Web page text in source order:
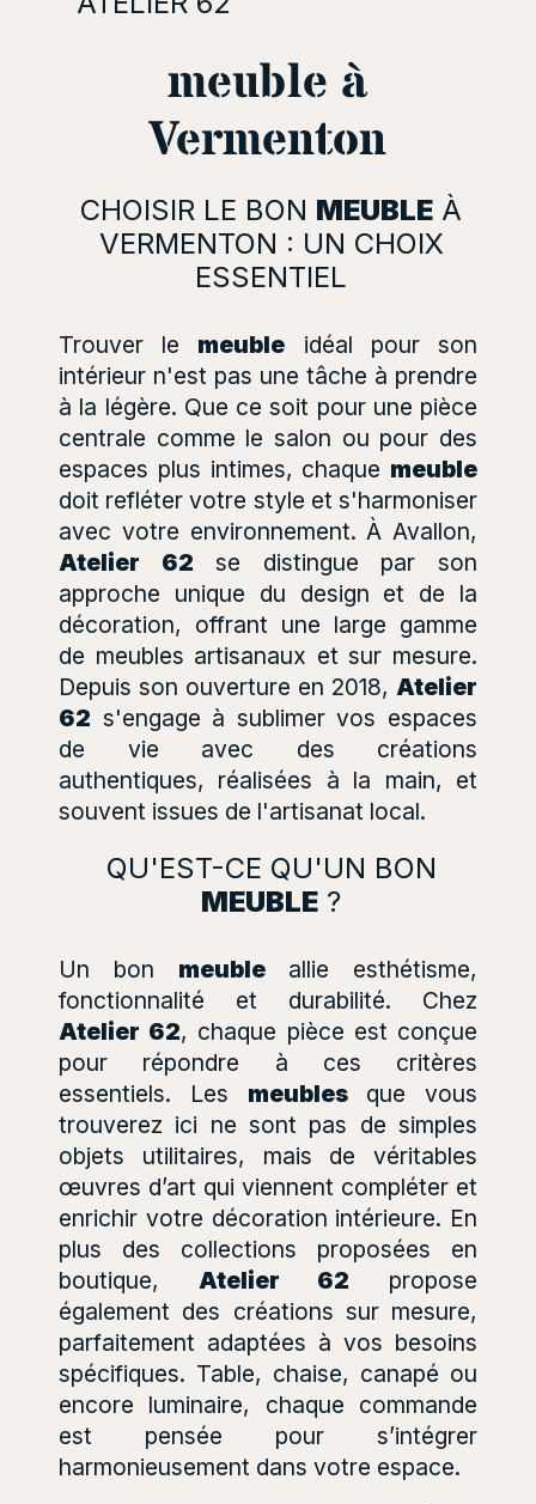
meuble à
Vermenton
CHOISIR LE BON MEUBLE À
VERMENTON : UN CHOIX
ESSENTIEL
Trouver le meuble idéal pour son
intérieur n'est pas une tâche à prendre
à la légère. Que ce soit pour une pièce
centrale comme le salon ou pour des
espaces plus intimes, chaque meuble
doit refléter votre style et s'harmoniser
avec votre environnement. À Avallon,
Atelier 62 se distingue par son
approche unique du design et de la
décoration, offrant une large gamme
de meubles artisanaux et sur mesure.
Depuis son ouverture en 2018, Atelier
62 s'engage à sublimer vos espaces
de vie avec des créations
authentiques, réalisées à la main, et
souvent issues de l'artisanat local.
QU'EST-CE QU'UN BON
MEUBLE ?
Un bon meubleallie esthétisme,
fonctionnalité et durabilité. Chez
Atelier 62, chaque pièce est conçue
pour répondre à ces critères
essentiels. Les meublesque vous
trouverez ici ne sont pas de simples
objets utilitaires, mais de véritables
œuvres d’art qui viennent compléter et
enrichir votre décoration intérieure. En
plus des collections proposées en
boutique, Atelier 62 propose
également des créations sur mesure,
parfaitement adaptées à vos besoins
spécifiques. Table, chaise, canapé ou
encore luminaire, chaque commande
est pensée pour s’intégrer
harmonieusement dans votre espace.